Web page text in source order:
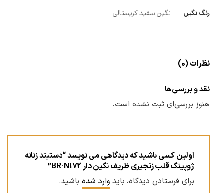
رنگ نگین نگین سفید کریستالی
نظرات (0)
نقد و بررسی‌ها
هنوز بررسی‌ای ثبت نشده است.
اولین کسی باشید که دیدگاهی می نویسد “دستبند زنانه
ژوپینگ قلب زنجیری ظریف نگین دار BR-N172”
برای فرستادن دیدگاه، باید وارد شده باشید.